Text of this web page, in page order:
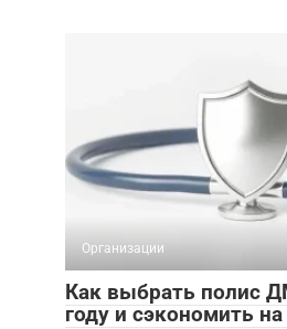
Организации
Как выбрать полис
году и сэкономить